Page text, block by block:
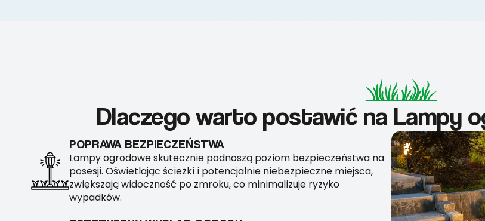
Dlaczego warto postawić na Lampy
POPRAWA BEZPIECZEŃSTWA
Lampy ogrodowe skutecznie podnoszą poziom bezpieczeństwa na
posesji. Oświetlając ścieżki i potencjalnie niebezpieczne miejsca,
zwiększają widoczność po zmroku, co minimalizuje ryzyko
wypadków.